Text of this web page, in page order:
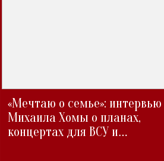
«Мечтаю о семье»: интервью
Михаила Хомы о планах,
концертах для ВСУ и